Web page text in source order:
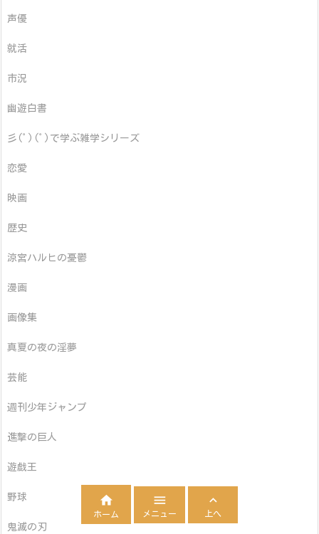
声優
就活
市況
幽遊白書
彡(ﾟ)(ﾟ)で学ぶ雑学シリーズ
恋愛
映画
歴史
涼宮ハルヒの憂鬱
漫画
画像集
真夏の夜の淫夢
芸能
週刊少年ジャンプ
進撃の巨人
遊戯王
野球
鬼滅の刃

ホーム

メニュー

上へ